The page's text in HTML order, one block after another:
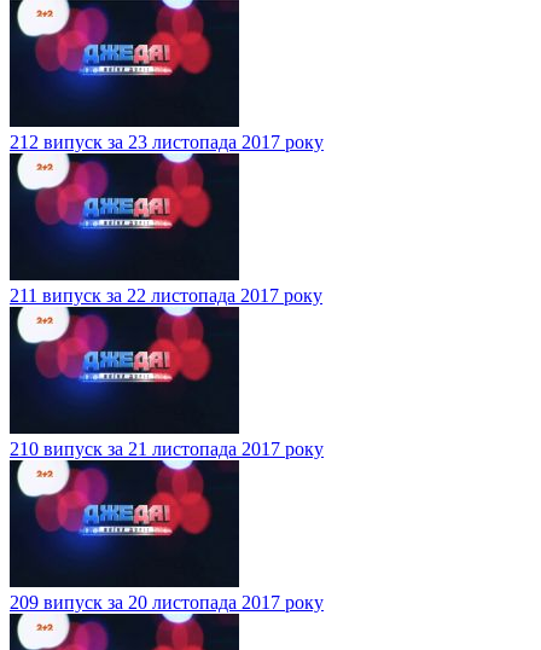
212 випуск за 23 листопада 2017 року
211 випуск за 22 листопада 2017 року
210 випуск за 21 листопада 2017 року
209 випуск за 20 листопада 2017 року